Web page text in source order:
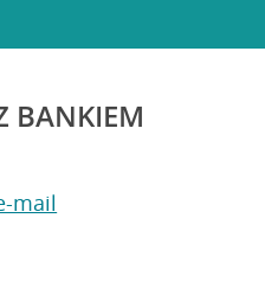
BANKIEM
mail